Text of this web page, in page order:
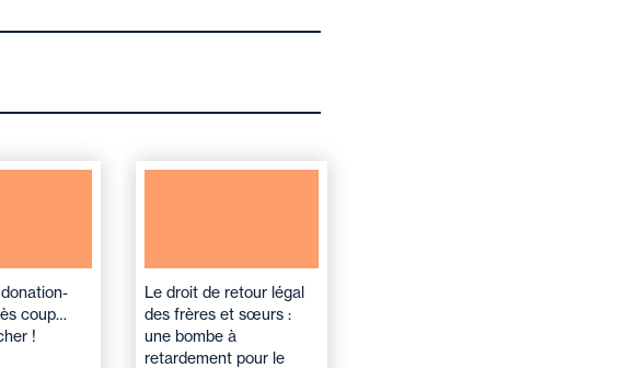
coup…
!
Le droit de retour légal
des frères et sœurs :
une bombe à
retardement pour le